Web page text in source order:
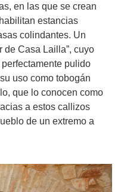
en las que se crean
estancias
colindantes. Un
de Casa Lailla”, cuyo
pulido
uso como tobogán
que lo conocen como
a estos callizos
de un extremo a